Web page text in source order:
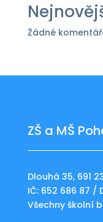
Žádné
ZŠ a MŠ
Dlouhá 35, 691
IČ: 652 686 87 /
Všechny školní